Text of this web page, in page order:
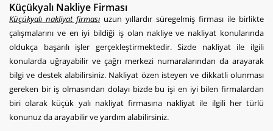
Küçükyalı Nakliye Firması
Küçükyalı nakliyat firması uzun yıllardır süregelmiş firması ile birlikte
çalışmalarını ve en iyi bildiği iş olan nakliye ve nakliyat konularında
oldukça başarılı işler gerçekleştirmektedir. Sizde nakliyat ile ilgili
konularda uğrayabilir ve çağrı merkezi numaralarından da arayarak
bilgi ve destek alabilirsiniz. Nakliyat özen isteyen ve dikkatli olunması
gereken bir iş olmasından dolayı bizde bu işi en iyi bilen firmalardan
biri olarak küçük yalı nakliyat firmasına nakliyat ile ilgili her türlü
konunuz da arayabilir ve yardım alabilirsiniz.